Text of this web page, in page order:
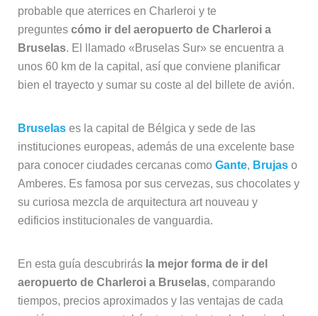
probable que aterrices en Charleroi y te
preguntes cómo ir del aeropuerto de Charleroi a
Bruselas. El llamado «Bruselas Sur» se encuentra a
unos 60 km de la capital, así que conviene planificar
bien el trayecto y sumar su coste al del billete de avión.
Bruselases la capital de Bélgica y sede de las
instituciones europeas, además de una excelente base
para conocer ciudades cercanas como Gante, Brujaso
Amberes. Es famosa por sus cervezas, sus chocolates y
su curiosa mezcla de arquitectura art nouveau y
edificios institucionales de vanguardia.
En esta guía descubrirás la mejor forma de ir del
aeropuerto de Charleroi a Bruselas, comparando
tiempos, precios aproximados y las ventajas de cada